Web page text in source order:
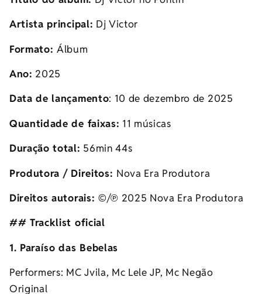
Artista principal: Dj Victor
Formato:Álbum
Ano: 2025
Data de lançamento: 10 de dezembro de 2025
Quantidade de faixas: 11 músicas
Duração total: 56min 44s
Produtora / Direitos: Nova Era Produtora
Direitos autorais: ©️/℗ 2025 Nova Era Produtora
## Tracklist oficial
1. Paraíso das Bebelas
Performers: MC Jvila, Mc Lele JP, Mc Negão
Original